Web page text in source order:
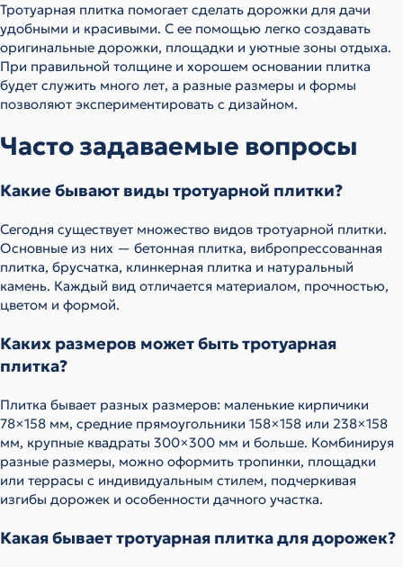
Тротуарная плитка помогает сделать дорожки для дачи
удобными и красивыми. С ее помощью легко создавать
оригинальные дорожки, площадки и уютные зоны отдыха.
При правильной толщине и хорошем основании плитка
будет служить много лет, а разные размеры и формы
позволяют экспериментировать с дизайном.
Часто задаваемые вопросы
Какие бывают виды тротуарной плитки?
Сегодня существует множество видов тротуарной плитки.
Основные из них — бетонная плитка, вибропрессованная
плитка, брусчатка, клинкерная плитка и натуральный
камень. Каждый вид отличается материалом, прочностью,
цветом и формой.
Каких размеров может быть тротуарная
плитка?
Плитка бывает разных размеров: маленькие кирпичики
78×158 мм, средние прямоугольники 158×158 или 238×158
мм, крупные квадраты 300×300 мм и больше. Комбинируя
разные размеры, можно оформить тропинки, площадки
или террасы с индивидуальным стилем, подчеркивая
изгибы дорожек и особенности дачного участка.
Какая бывает тротуарная плитка для дорожек?